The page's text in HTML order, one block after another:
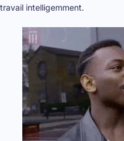
travail intelligemment.